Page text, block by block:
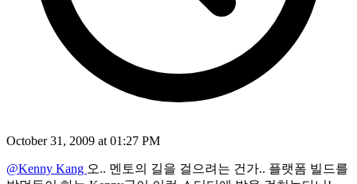
October 31, 2009 at 01:27 PM
@Kenny Kang 오.. 멘토의 길을 걸으려는 건가.. 플랫폼 빌드를